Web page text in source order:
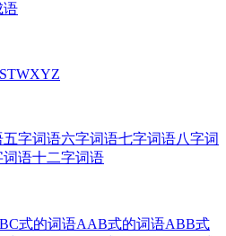
语
STWXYZ
五字词语六字词语七字词语八字词
词语十二字词语
式的词语AAB式的词语ABB式